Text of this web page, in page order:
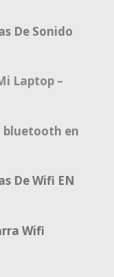
De Sonido
Laptop –
en
De Wifi EN
Wifi